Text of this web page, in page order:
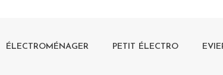
ÉLECTROMÉNAGER PETIT ÉLECTRO